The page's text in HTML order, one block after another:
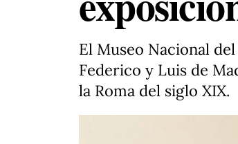
El Museo Nacional
Federico y Luis de
la Roma del siglo XIX.